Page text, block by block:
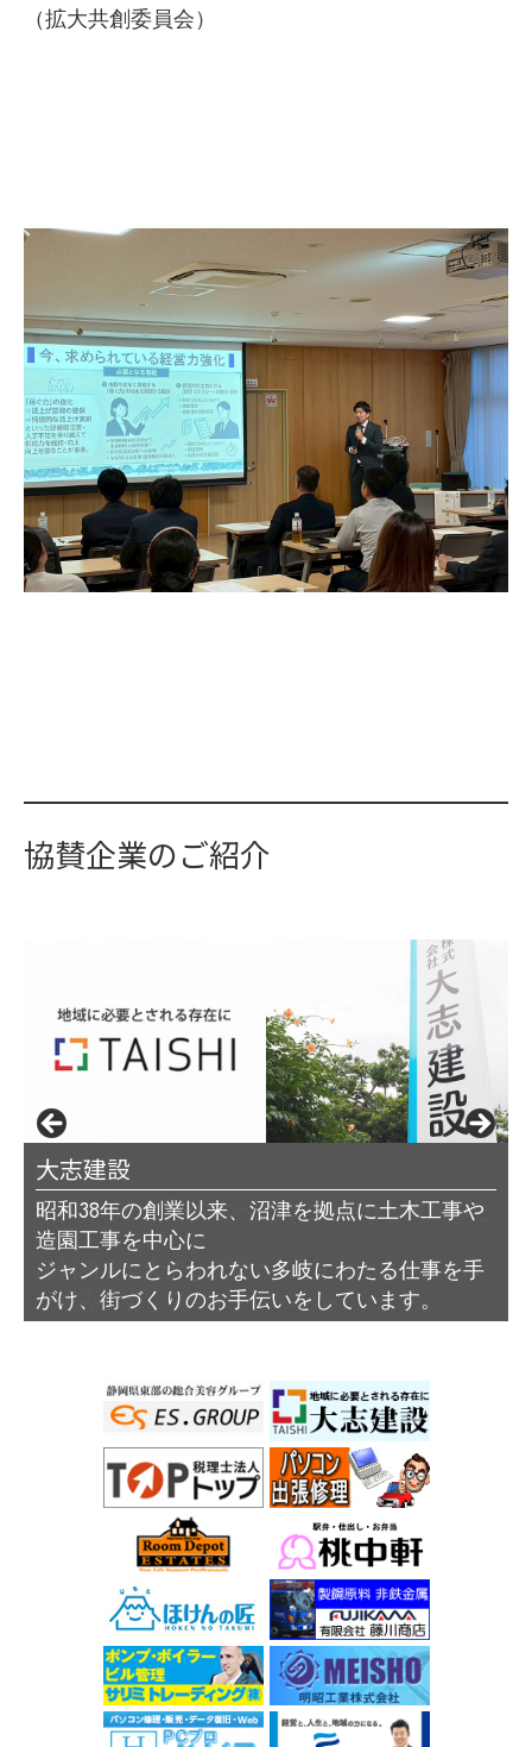
（拡大共創委員会）
協賛企業のご紹介
サリミトレーディング（株）
エス.グループ
藤川商店
大志建設
昭和38年の創業以来、沼津を拠点に土木工事や
造園工事を中心に
ジャンルにとらわれない多岐にわたる仕事を手
がけ、街づくりのお手伝いをしています。
イワサキ経営グループ
PCプロ ハビス
明昭工業株式会社
桃中軒
ほけんの匠
税理士法人トップ
東部不動産開発